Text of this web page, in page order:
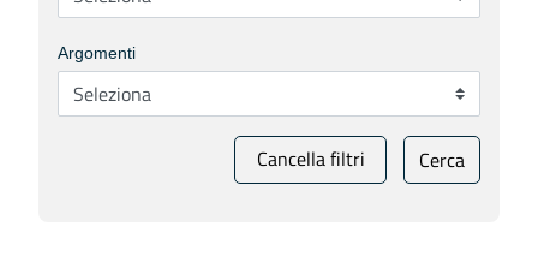
Argomenti
Cancella filtri Cerca